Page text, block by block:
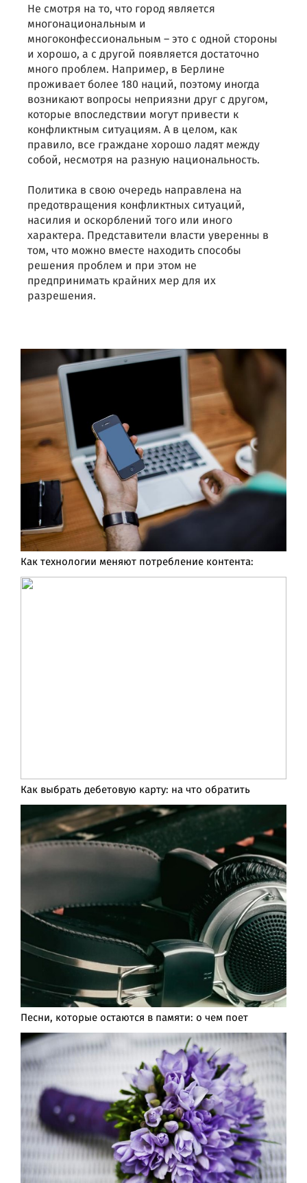
Не смотря на то, что город является
многонациональным и
многоконфессиональным – это с одной стороны
и хорошо, а с другой появляется достаточно
много проблем. Например, в Берлине
проживает более 180 наций, поэтому иногда
возникают вопросы неприязни друг с другом,
которые впоследствии могут привести к
конфликтным ситуациям. А в целом, как
правило, все граждане хорошо ладят между
собой, несмотря на разную национальность.
Политика в свою очередь направлена на
предотвращения конфликтных ситуаций,
насилия и оскорблений того или иного
характера. Представители власти уверенны в
том, что можно вместе находить способы
решения проблем и при этом не
предпринимать крайних мер для их
разрешения.
Как технологии меняют потребление контента:
Как выбрать дебетовую карту: на что обратить
Песни, которые остаются в памяти: о чем поет